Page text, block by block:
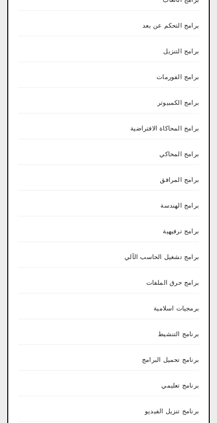
برامج التحكم عن بعد
برامج التنزيل
برامج الفورمات
برامج الكمبيوتر
برامج المحاكاة الافتراضية
برامج المحاكي
برامج المرافق
برامج الهندسة
برامج ترفيهية
برامج تشغيل الحاسب الآلي
برامج حرق الملفات
برمجيات اسلامية
برنامج التنشيط
برنامج تحميل البرامج
برنامج تعليمي
برنامج تنزيل الفيديو